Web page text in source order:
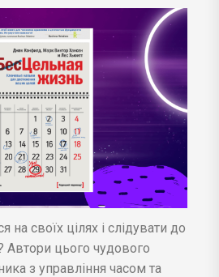
на своїх цілях і слідувати до
цього чудового
з управління часом та